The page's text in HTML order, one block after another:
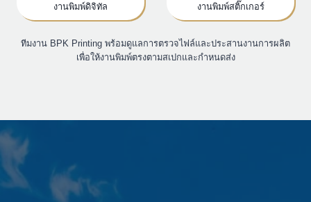
งานพิมพ์ดิจิทัล งานพิมพ์สติ๊กเกอร์
ทีมงาน BPK Printing พร้อมดูแลการตรวจไฟล์และประสานงานการผลิต
เพื่อให้งานพิมพ์ตรงตามสเปกและกำหนดส่ง